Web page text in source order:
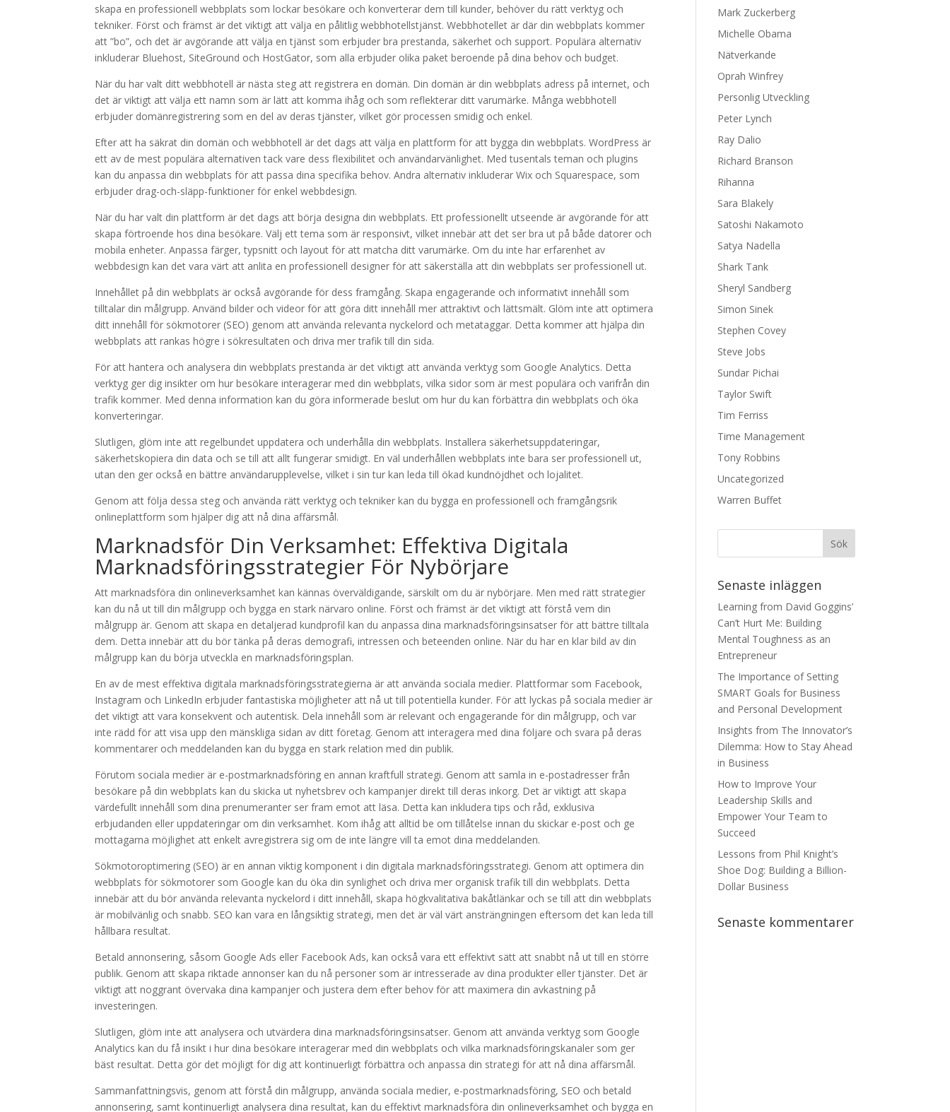
skapa en professionell webbplats som lockar besökare och konverterar dem till kunder, behöver du rätt verktyg och
tekniker. Först och främst är det viktigt att välja en pålitlig webbhotellstjänst. Webbhotellet är där din webbplats kommer
att ”bo”, och det är avgörande att välja en tjänst som erbjuder bra prestanda, säkerhet och support. Populära alternativ
inkluderar Bluehost, SiteGround och HostGator, som alla erbjuder olika paket beroende på dina behov och budget.
När du har valt ditt webbhotell är nästa steg att registrera en domän. Din domän är din webbplats adress på internet, och
det är viktigt att välja ett namn som är lätt att komma ihåg och som reflekterar ditt varumärke. Många webbhotell
erbjuder domänregistrering som en del av deras tjänster, vilket gör processen smidig och enkel.
Efter att ha säkrat din domän och webbhotell är det dags att välja en plattform för att bygga din webbplats. WordPress är
ett av de mest populära alternativen tack vare dess flexibilitet och användarvänlighet. Med tusentals teman och plugins
kan du anpassa din webbplats för att passa dina specifika behov. Andra alternativ inkluderar Wix och Squarespace, som
erbjuder drag-och-släpp-funktioner för enkel webbdesign.
När du har valt din plattform är det dags att börja designa din webbplats. Ett professionellt utseende är avgörande för att
skapa förtroende hos dina besökare. Välj ett tema som är responsivt, vilket innebär att det ser bra ut på både datorer och
mobila enheter. Anpassa färger, typsnitt och layout för att matcha ditt varumärke. Om du inte har erfarenhet av
webbdesign kan det vara värt att anlita en professionell designer för att säkerställa att din webbplats ser professionell ut.
Innehållet på din webbplats är också avgörande för dess framgång. Skapa engagerande och informativt innehåll som
tilltalar din målgrupp. Använd bilder och videor för att göra ditt innehåll mer attraktivt och lättsmält. Glöm inte att optimera
ditt innehåll för sökmotorer (SEO) genom att använda relevanta nyckelord och metataggar. Detta kommer att hjälpa din
webbplats att rankas högre i sökresultaten och driva mer trafik till din sida.
För att hantera och analysera din webbplats prestanda är det viktigt att använda verktyg som Google Analytics. Detta
verktyg ger dig insikter om hur besökare interagerar med din webbplats, vilka sidor som är mest populära och varifrån din
trafik kommer. Med denna information kan du göra informerade beslut om hur du kan förbättra din webbplats och öka
konverteringar.
Slutligen, glöm inte att regelbundet uppdatera och underhålla din webbplats. Installera säkerhetsuppdateringar,
säkerhetskopiera din data och se till att allt fungerar smidigt. En väl underhållen webbplats inte bara ser professionell ut,
utan den ger också en bättre användarupplevelse, vilket i sin tur kan leda till ökad kundnöjdhet och lojalitet.
Genom att följa dessa steg och använda rätt verktyg och tekniker kan du bygga en professionell och framgångsrik
onlineplattform som hjälper dig att nå dina affärsmål.
Marknadsför Din Verksamhet: Effektiva Digitala
Marknadsföringsstrategier För Nybörjare
Att marknadsföra din onlineverksamhet kan kännas överväldigande, särskilt om du är nybörjare. Men med rätt strategier
kan du nå ut till din målgrupp och bygga en stark närvaro online. Först och främst är det viktigt att förstå vem din
målgrupp är. Genom att skapa en detaljerad kundprofil kan du anpassa dina marknadsföringsinsatser för att bättre tilltala
dem. Detta innebär att du bör tänka på deras demografi, intressen och beteenden online. När du har en klar bild av din
målgrupp kan du börja utveckla en marknadsföringsplan.
En av de mest effektiva digitala marknadsföringsstrategierna är att använda sociala medier. Plattformar som Facebook,
Instagram och LinkedIn erbjuder fantastiska möjligheter att nå ut till potentiella kunder. För att lyckas på sociala medier är
det viktigt att vara konsekvent och autentisk. Dela innehåll som är relevant och engagerande för din målgrupp, och var
inte rädd för att visa upp den mänskliga sidan av ditt företag. Genom att interagera med dina följare och svara på deras
kommentarer och meddelanden kan du bygga en stark relation med din publik.
Förutom sociala medier är e-postmarknadsföring en annan kraftfull strategi. Genom att samla in e-postadresser från
besökare på din webbplats kan du skicka ut nyhetsbrev och kampanjer direkt till deras inkorg. Det är viktigt att skapa
värdefullt innehåll som dina prenumeranter ser fram emot att läsa. Detta kan inkludera tips och råd, exklusiva
erbjudanden eller uppdateringar om din verksamhet. Kom ihåg att alltid be om tillåtelse innan du skickar e-post och ge
mottagarna möjlighet att enkelt avregistrera sig om de inte längre vill ta emot dina meddelanden.
Sökmotoroptimering (SEO) är en annan viktig komponent i din digitala marknadsföringsstrategi. Genom att optimera din
webbplats för sökmotorer som Google kan du öka din synlighet och driva mer organisk trafik till din webbplats. Detta
innebär att du bör använda relevanta nyckelord i ditt innehåll, skapa högkvalitativa bakåtlänkar och se till att din webbplats
är mobilvänlig och snabb. SEO kan vara en långsiktig strategi, men det är väl värt ansträngningen eftersom det kan leda till
hållbara resultat.
Betald annonsering, såsom Google Ads eller Facebook Ads, kan också vara ett effektivt sätt att snabbt nå ut till en större
publik. Genom att skapa riktade annonser kan du nå personer som är intresserade av dina produkter eller tjänster. Det är
viktigt att noggrant övervaka dina kampanjer och justera dem efter behov för att maximera din avkastning på
investeringen.
Slutligen, glöm inte att analysera och utvärdera dina marknadsföringsinsatser. Genom att använda verktyg som Google
Analytics kan du få insikt i hur dina besökare interagerar med din webbplats och vilka marknadsföringskanaler som ger
bäst resultat. Detta gör det möjligt för dig att kontinuerligt förbättra och anpassa din strategi för att nå dina affärsmål.
Sammanfattningsvis, genom att förstå din målgrupp, använda sociala medier, e-postmarknadsföring, SEO och betald
annonsering, samt kontinuerligt analysera dina resultat, kan du effektivt marknadsföra din onlineverksamhet och bygga en
Mark Zuckerberg
Michelle Obama
Nätverkande
Oprah Winfrey
Personlig Utveckling
Peter Lynch
Ray Dalio
Richard Branson
Rihanna
Sara Blakely
Satoshi Nakamoto
Satya Nadella
Shark Tank
Sheryl Sandberg
Simon Sinek
Stephen Covey
Steve Jobs
Sundar Pichai
Taylor Swift
Tim Ferriss
Time Management
Tony Robbins
Uncategorized
Warren Buffet
Senaste inläggen
Learning from David Goggins’
Can’t Hurt Me: Building
Mental Toughness as an
Entrepreneur
The Importance of Setting
SMART Goals for Business
and Personal Development
Insights from The Innovator’s
Dilemma: How to Stay Ahead
in Business
How to Improve Your
Leadership Skills and
Empower Your Team to
Succeed
Lessons from Phil Knight’s
Shoe Dog: Building a Billion-
Dollar Business
Senaste kommentarer